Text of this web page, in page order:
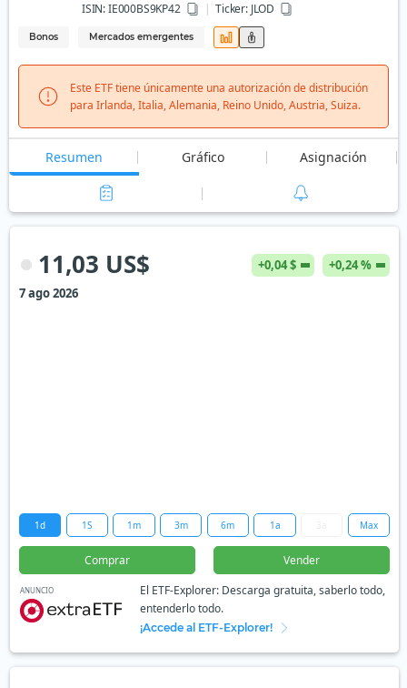
ISIN:IE000BS9KP42 Ticker:JLOD
Bonos Mercados emergentes
Este ETF tiene únicamente una autorización de distribución
para Irlanda, Italia, Alemania, Reino Unido, Austria, Suiza.
Resumen Gráfico Asignación
11,03 US$ +0,04 $
+0,24 %
7 ago 2026
1d 1S 1m 3m 6m 1a Max
Comprar Vender
ANUNCIO
El ETF-Explorer: Descarga gratuita, saberlo todo,
entenderlo todo.
¡Accede al ETF-Explorer!